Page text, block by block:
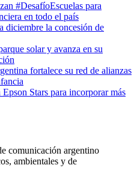
#DesafíoEscuelas para
en todo el país
diciembre la concesión de
solar y avanza en su
fortalece su red de alianzas
Stars para incorporar más
comunicación argentino
ambientales y de